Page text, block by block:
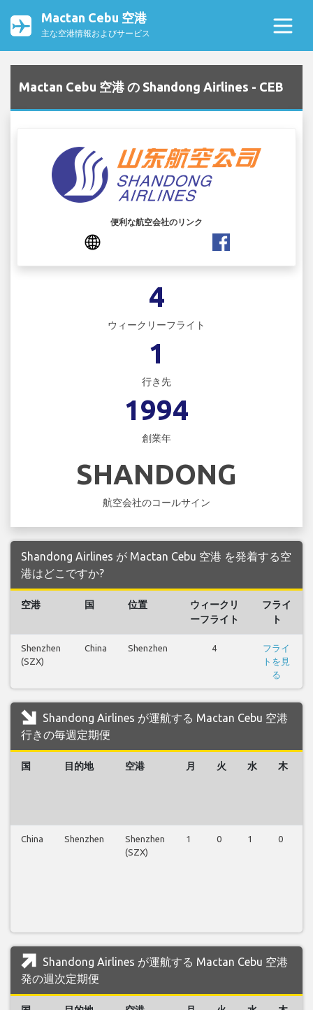
Mactan Cebu 空港
主な空港情報およびサービス
Mactan Cebu 空港 の Shandong Airlines - CEB
便利な航空会社のリンク
4
ウィークリーフライト
1
行き先
1994
創業年
SHANDONG
航空会社のコールサイン
Shandong Airlines が Mactan Cebu 空港 を発着する空
港はどこですか?
空港 国 位置
ウィークリ
ーフライト
フライ
ト
Shenzhen
(SZX)
China Shenzhen 4
フライ
トを見
る
Shandong Airlines が運航する Mactan Cebu 空港
行きの毎週定期便
国 目的地 空港 月 火 水 木
China Shenzhen
Shenzhen
(SZX)
1 0 1 0
Shandong Airlines が運航する Mactan Cebu 空港
発の週次定期便